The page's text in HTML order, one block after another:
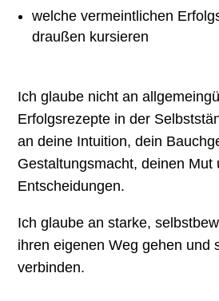
welche vermeintlichen
draußen kursieren
Ich glaube nicht an
Erfolgsrezepte in der
an deine Intuition, dein
Gestaltungsmacht, deinen Mut
Entscheidungen.
Ich glaube an starke,
ihren eigenen Weg gehen und
verbinden.